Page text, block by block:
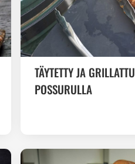
TÄYTETTY JA GRILLATTU
POSSURULLA